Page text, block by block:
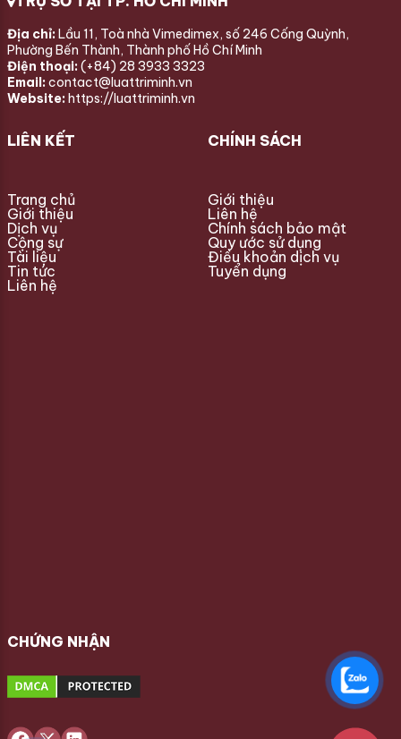
Địa chỉ: Lầu 11, Toà nhà Vimedimex, số 246 Cống Quỳnh,
Phường Bến Thành, Thành phố Hồ Chí Minh
Điện thoại: (+84) 28 3933 3323
Email: contact@luattriminh.vn
Website: https://luattriminh.vn
LIÊN KẾT
Trang chủ
Giới thiệu
Dịch vụ
Cộng sự
Tài liệu
Tin tức
Liên hệ
CHÍNH SÁCH
Giới thiệu
Liên hệ
Chính sách bảo mật
Quy ước sử dụng
Điều khoản dịch vụ
Tuyển dụng
CHỨNG NHẬN